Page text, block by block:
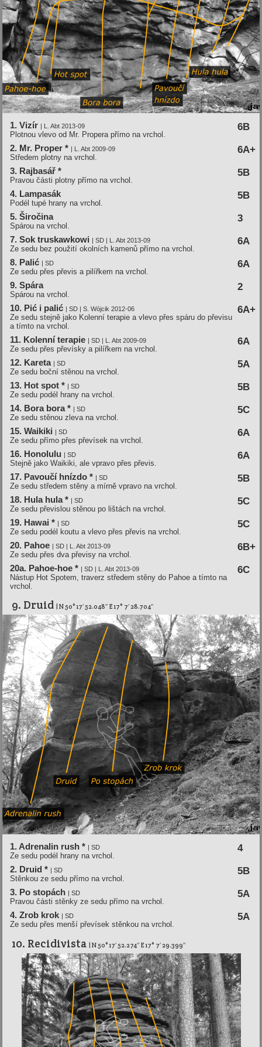
1. Vizír | L. Abt 2013-09 6B
Plotnou vlevo od Mr. Propera přímo na vrchol.
2. Mr. Proper * | L. Abt 2009-09 6A+
Středem plotny na vrchol.
3. Rajbasář * 5B
Pravou části plotny přímo na vrchol.
4. Lampasák 5B
Podél tupé hrany na vrchol.
5. Širočina 3
Spárou na vrchol.
7. Sok truskawkowi | SD | L. Abt 2013-09 6A
Ze sedu bez použití okolních kamenů přímo na vrchol.
8. Palić | SD 6A
Ze sedu přes převis a pilířkem na vrchol.
9. Spára 2
Spárou na vrchol.
10. Pić i palić | SD | S. Wójcik 2012-06 6A+
Ze sedu stejně jako Kolenní terapie a vlevo přes spáru do převisu
a tímto na vrchol.
11. Kolenní­ terapie | SD | L. Abt 2009-09 6A
Ze sedu přes převísky a pilířkem na vrchol.
12. Kareta | SD 5A
Ze sedu boční stěnou na vrchol.
13. Hot spot * | SD 5B
Ze sedu podél hrany na vrchol.
14. Bora bora * | SD 5C
Ze sedu stěnou zleva na vrchol.
15. Waikiki | SD 6A
Ze sedu přímo přes převísek na vrchol.
16. Honolulu | SD 6A
Stejně jako Waikiki, ale vpravo přes převis.
17. Pavoučí­ hní­zdo * | SD 5B
Ze sedu středem stěny a mírně vpravo na vrchol.
18. Hula hula * | SD 5C
Ze sedu převislou stěnou po lištách na vrchol.
19. Hawai * | SD 5C
Ze sedu podél koutu a vlevo přes převis na vrchol.
20. Pahoe | SD | L. Abt 2013-09 6B+
Ze sedu přes dva převisy na vrchol.
20a. Pahoe-hoe * | SD | L. Abt 2013-09 6C
Nástup Hot Spotem, traverz středem stěny do Pahoe a tímto na
vrchol.
9. Druid | N 50° 17′ 52.048″ E 17° 7′ 28.704″
1. Adrenalin rush * | SD 4
Ze sedu podél hrany na vrchol.
2. Druid * | SD 5B
Stěnkou ze sedu přímo na vrchol.
3. Po stopách | SD 5A
Pravou části stěnky ze sedu přímo na vrchol.
4. Zrob krok | SD 5A
Ze sedu přes menší převísek stěnkou na vrchol.
10. Recidivista | N 50° 17′ 52.274″ E 17° 7′ 29.399″